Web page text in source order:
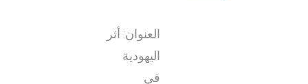
العنوان: أثر
اليهودية
في